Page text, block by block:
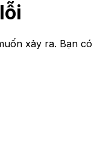
xảy ra. Bạn